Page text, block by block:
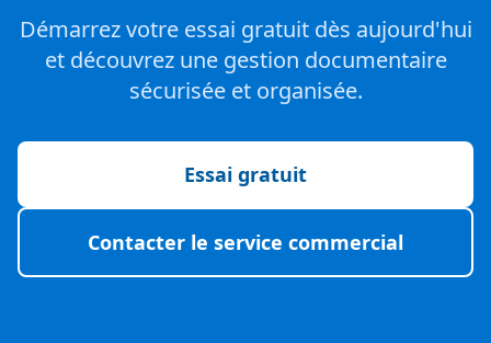
Démarrez votre essai gratuit dès aujourd'hui
et découvrez une gestion documentaire
sécurisée et organisée.
Essai gratuit
Contacter le service commercial